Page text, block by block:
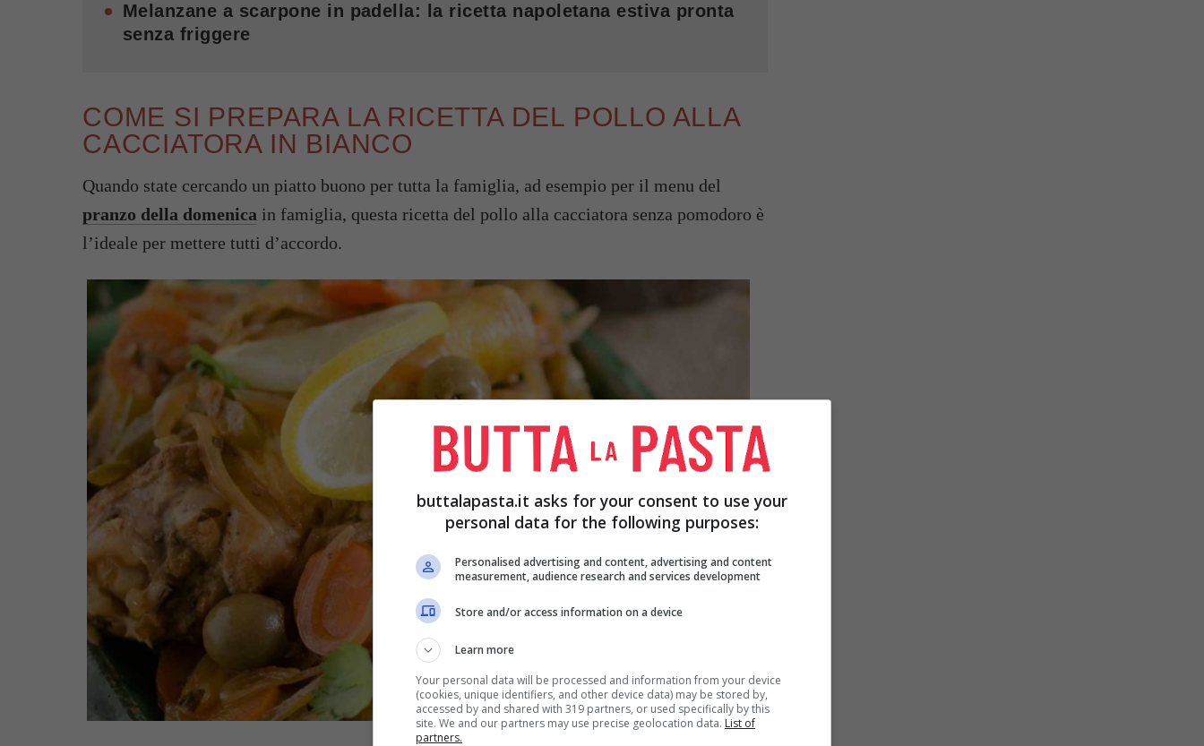
Melanzane a scarpone in padella: la ricetta napoletana estiva pronta
senza friggere
COME SI PREPARA LA RICETTA DEL POLLO ALLA
CACCIATORA IN BIANCO
Quando state cercando un piatto buono per tutta la famiglia, ad esempio per il menu del
pranzo della domenica in famiglia, questa ricetta del pollo alla cacciatora senza pomodoro è
l’ideale per mettere tutti d’accordo.
Pollo alla cacciatora in bianco con olive – buttalapasta.it
buttalapasta.it asks for your consent to use your
personal data for the following purposes:
Personalised advertising and content, advertising and content
measurement, audience research and services development
Store and/or access information on a device
Learn more
Your personal data will be processed and information from your device
(cookies, unique identifiers, and other device data) may be stored by,
accessed by and shared with 319 partners, or used specifically by this
site. We and our partners may use precise geolocation data. List of
partners.